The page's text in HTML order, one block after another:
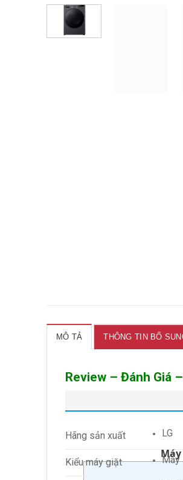
MÔ TẢ THÔNG TIN BỔ
Review – Đánh Giá
Hãng sản xuất LG
Kiểu máy giặt Máy